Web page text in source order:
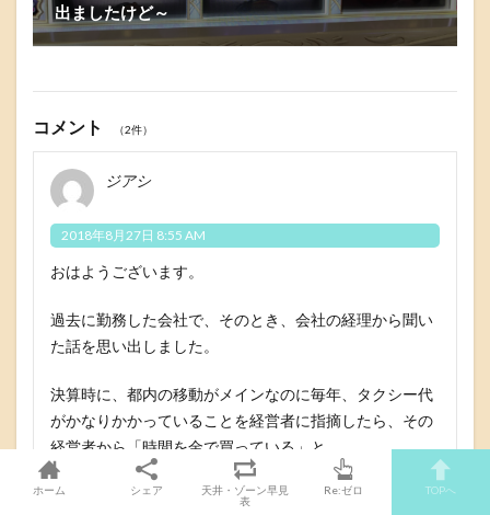
出ましたけど～
コメント （2件）
ジアシ
2018年8月27日 8:55 AM
おはようございます。
過去に勤務した会社で、そのとき、会社の経理から聞い
た話を思い出しました。
決算時に、都内の移動がメインなのに毎年、タクシー代
がかなりかかっていることを経営者に指摘したら、その
経営者から「時間を金で買っている」と。
バブル時代と勘違いしていますね。
ホーム シェア
天井・ゾーン早見
表
Re:ゼロ TOPへ